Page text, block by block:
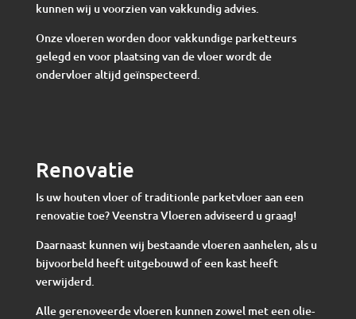
kunnen wij u voorzien van vakkundig advies.
Onze vloeren worden door vakkundige parketteurs
gelegd en voor plaatsing van de vloer wordt de
ondervloer altijd geïnspecteerd.
Renovatie
Is uw houten vloer of traditionle parketvloer aan een
renovatie toe? Veenstra Vloeren adviseerd u graag!
Daarnaast kunnen wij bestaande vloeren aanhelen, als u
bijvoorbeld heeft uitgebouwd of een kast heeft
verwijderd.
Alle gerenoveerde vloeren kunnen zowel met een olie-